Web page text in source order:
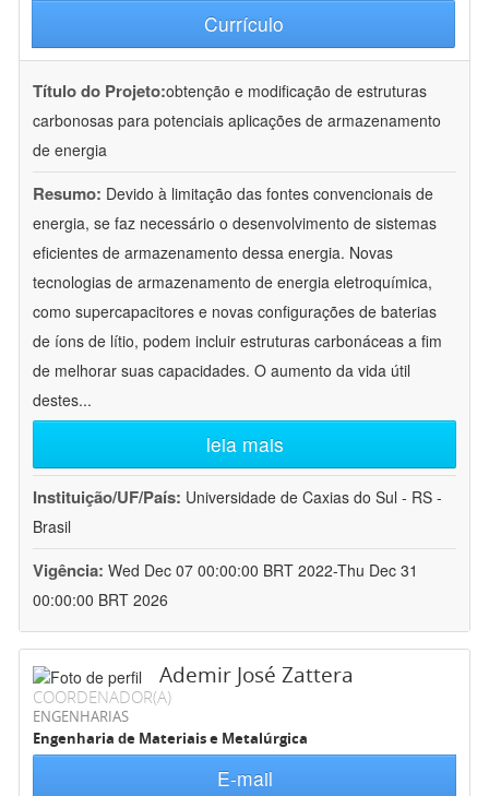
Currículo
Título do Projeto:obtenção e modificação de estruturas
carbonosas para potenciais aplicações de armazenamento
de energia
Resumo: Devido à limitação das fontes convencionais de
energia, se faz necessário o desenvolvimento de sistemas
eficientes de armazenamento dessa energia. Novas
tecnologias de armazenamento de energia eletroquímica,
como supercapacitores e novas configurações de baterias
de íons de lítio, podem incluir estruturas carbonáceas a fim
de melhorar suas capacidades. O aumento da vida útil
destes...
leia mais
Instituição/UF/País: Universidade de Caxias do Sul - RS -
Brasil
Vigência: Wed Dec 07 00:00:00 BRT 2022-Thu Dec 31
00:00:00 BRT 2026
Ademir José Zattera
COORDENADOR(A)
ENGENHARIAS
Engenharia de Materiais e Metalúrgica
E-mail